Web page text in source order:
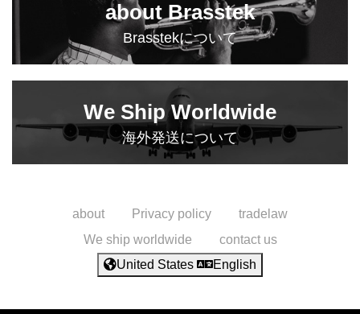
about Brasstek
Brasstekについて
We Ship Worldwide
海外発送について
about Privacy policy
tradelaw
We ship worldwide
contact us
United States
English